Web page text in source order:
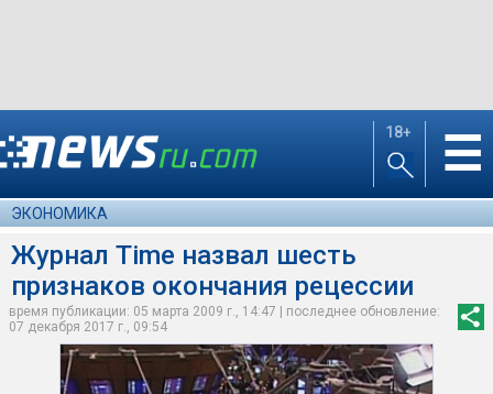
18+ ☰
ЭКОНОМИКА
Журнал Time назвал шесть
признаков окончания рецессии
время публикации: 05 марта 2009 г., 14:47 | последнее обновление:
07 декабря 2017 г., 09:54